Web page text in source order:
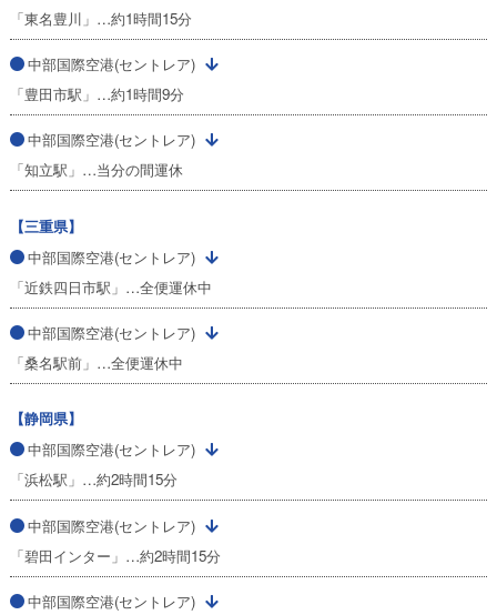
「東名豊川」…約1時間15分
中部国際空港(セントレア)
「豊田市駅」…約1時間9分
中部国際空港(セントレア)
「知立駅」…当分の間運休
【三重県】
中部国際空港(セントレア)
「近鉄四日市駅」…全便運休中
中部国際空港(セントレア)
「桑名駅前」…全便運休中
【静岡県】
中部国際空港(セントレア)
「浜松駅」…約2時間15分
中部国際空港(セントレア)
「碧田インター」…約2時間15分
中部国際空港(セントレア)